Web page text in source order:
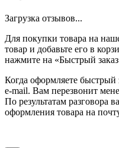
Загрузка отзывов...
Для покупки товара на
товар и добавьте его в
нажмите на «Быстрый
Когда оформляете
e-mail. Вам перезвонит
По результатам разговора
оформления товара на